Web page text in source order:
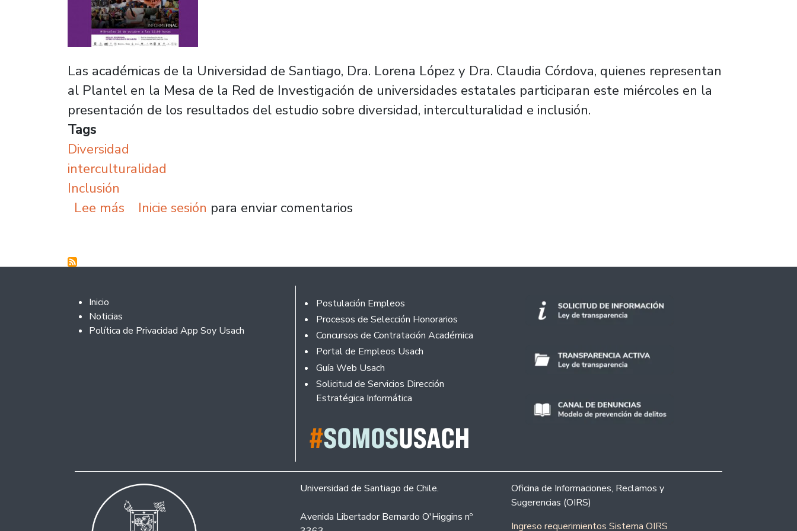
Las académicas de la Universidad de Santiago, Dra. Lorena López y Dra. Claudia Córdova, quienes representan
al Plantel en la Mesa de la Red de Investigación de universidades estatales participaran este miércoles en la
presentación de los resultados del estudio sobre diversidad, interculturalidad e inclusión.
Tags
Diversidad
interculturalidad
Inclusión
Lee más sobre Red de Investigación presenta informe sobre diversidad, interculturalidad e inclusión en universidades
Inicie sesión para enviar comentarios
Footer 2
Inicio
Noticias
Política de Privacidad App Soy Usach
Footer
Postulación Empleos
Procesos de Selección Honorarios
Concursos de Contratación Académica
Portal de Empleos Usach
Guía Web Usach
Solicitud de Servicios Dirección
Estratégica Informática
Universidad de Santiago de Chile.
Avenida Libertador Bernardo O'Higgins nº
Oficina de Informaciones, Reclamos y
Sugerencias (OIRS)
Ingreso requerimientos Sistema OIRS